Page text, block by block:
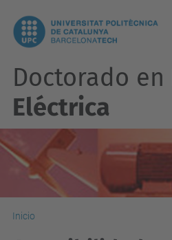
Doctorado en
Eléctrica
Inicio